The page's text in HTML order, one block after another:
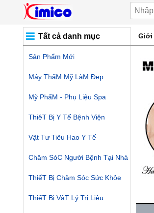
Tất cả danh mục Giới
Sản Phẩm Mới
Máy ThẩM Mỹ LàM Đẹp
Mỹ PhẩM - Phụ Liệu Spa
ThiêT Bị Y Tế Bệnh Viện
Vật Tư Tiêu Hao Y Tế
Chăm SóC Người Bệnh Tại Nhà
ThiếT Bị Chăm Sóc Sức Khỏe
ThiếT Bị VậT Lý Trị Liệu